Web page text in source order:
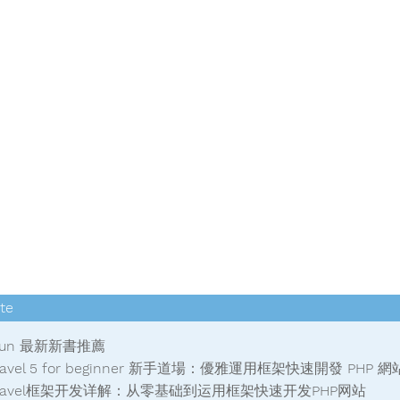
最新新書推薦
5 for beginner 新手道場：優雅運用框架快速開發 PHP 網
框架开发详解：从零基础到运用框架快速开发PHP网站